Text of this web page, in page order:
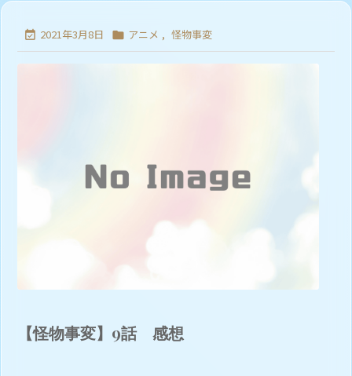
 2021年3月8日  アニメ , 怪物事変
【怪物事変】9話 感想